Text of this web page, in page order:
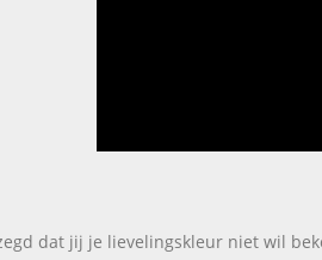
dat jij je lievelingskleur niet wil